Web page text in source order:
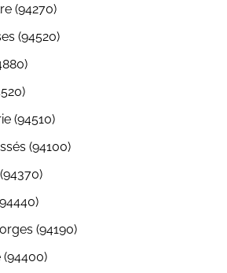
(94270)
(94520)
(94510)
(94100)
(94190)